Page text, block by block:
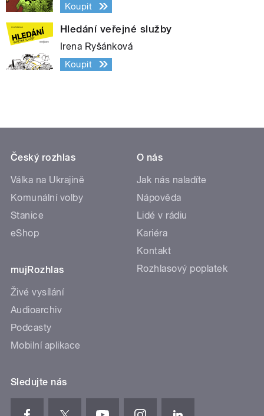
Koupit
Hledání veřejné služby
Irena Ryšánková
Koupit
Český rozhlas
Válka na Ukrajině
Komunální volby
Stanice
eShop
mujRozhlas
Živé vysílání
Audioarchiv
Podcasty
Mobilní aplikace
O nás
Jak nás naladíte
Nápověda
Lidé v rádiu
Kariéra
Kontakt
Rozhlasový poplatek
Sledujte nás